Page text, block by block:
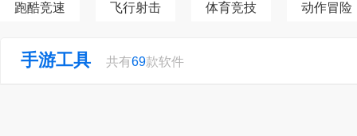
跑酷竞速 飞行射击 体育竞技 动作冒险
手游工具 共有69款软件